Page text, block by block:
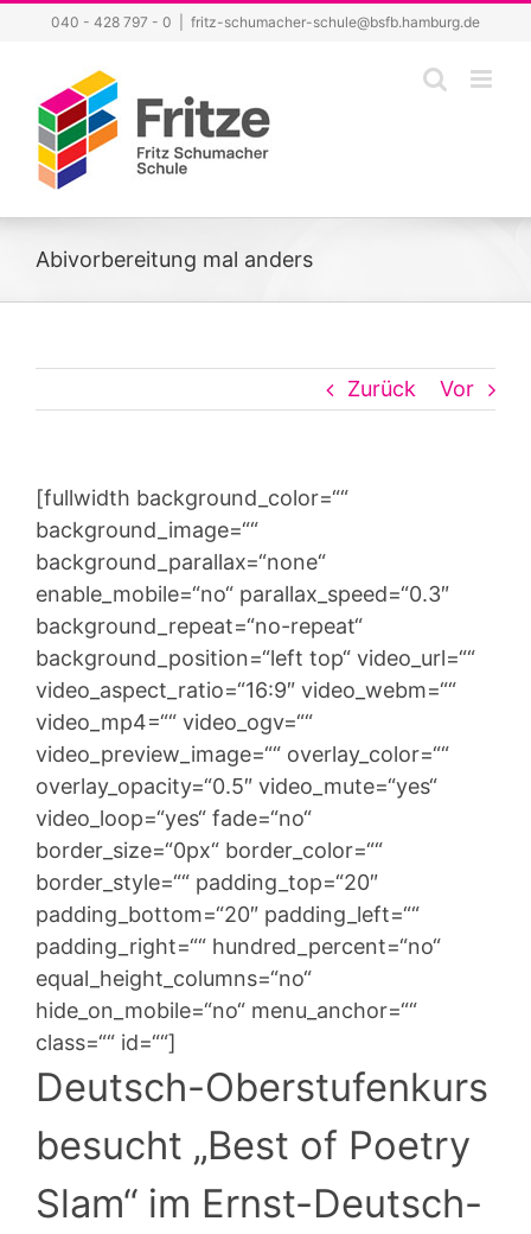
springen
040 - 428 797 - 0 fritz-schumacher-schule@bsfb.hamburg.de
Abivorbereitung mal anders
Zurück Vor
[fullwidth background_color=““
background_image=““
background_parallax=“none“
enable_mobile=“no“ parallax_speed=“0.3″
background_repeat=“no-repeat“
background_position=“left top“ video_url=““
video_aspect_ratio=“16:9″ video_webm=““
video_mp4=““ video_ogv=““
video_preview_image=““ overlay_color=““
overlay_opacity=“0.5″ video_mute=“yes“
video_loop=“yes“ fade=“no“
border_size=“0px“ border_color=““
border_style=““ padding_top=“20″
padding_bottom=“20″ padding_left=““
padding_right=““ hundred_percent=“no“
equal_height_columns=“no“
hide_on_mobile=“no“ menu_anchor=““
class=““ id=““]
Deutsch-Oberstufenkurs
besucht „Best of Poetry
Slam“ im Ernst-Deutsch-